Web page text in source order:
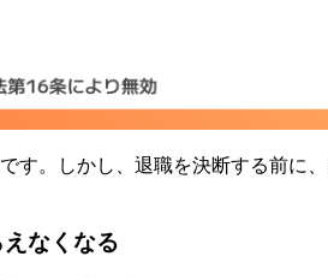
す。しかし、退職を決断する前に
なくなる